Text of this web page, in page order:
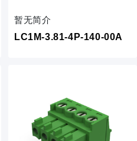
暂无简介
LC1M-3.81-4P-140-00A